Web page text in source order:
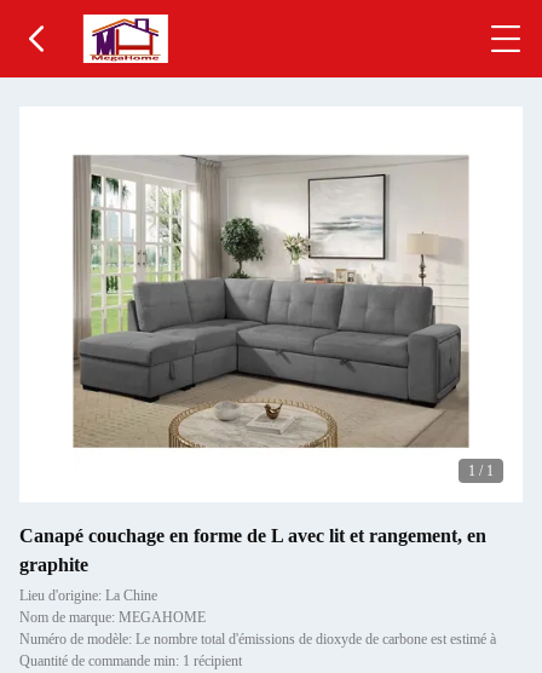
1 / 1
Canapé couchage en forme de L avec lit et rangement, en
graphite
Lieu d'origine: La Chine
Nom de marque: MEGAHOME
Numéro de modèle: Le nombre total d'émissions de dioxyde de carbone est estimé à
Quantité de commande min: 1 récipient